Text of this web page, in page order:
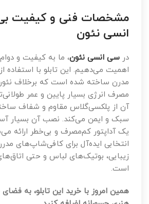
مشخصات فنی و کیفیت
انسی نئون
در سی انسی نئون، ما به کیفیت و
مدرن ساخته شده است که برخلاف
مصرف انرژی بسیار پایین و عمر
آن از پلکسی‌گلاس مقاوم و شفاف
سبک و ایمن می‌کند. نصب آن بسیار
یک آداپتور کم‌مصرف و بی‌خطر ارائه
انتخابی ایده‌آل برای کافی‌شاپ‌های
زیبایی، بوتیک‌های لباس و حتی
است.
همین امروز با خرید این تابلو، به